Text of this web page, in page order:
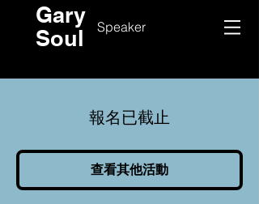
Gary
Soul
Speaker
報名已截止
查看其他活動